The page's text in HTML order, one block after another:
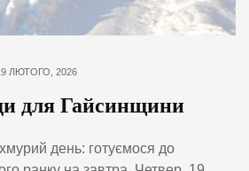
ЛЮТОГО, 2026
для Гайсинщини
день: готуємося до